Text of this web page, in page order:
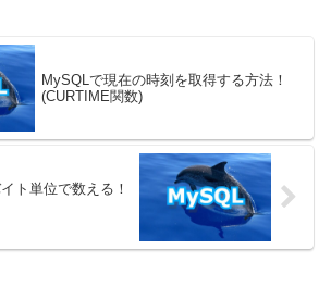
ョン
確...
MySQLで現在の時刻を取得する方法！
(CURTIME関数)
ト単位で数える！